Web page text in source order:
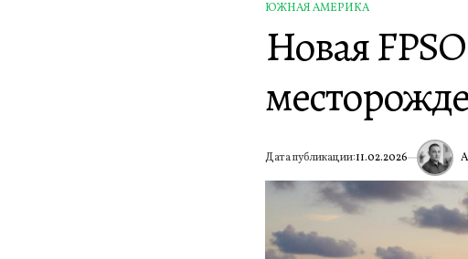
ОПУБЛИКОВАНО
В
ЮЖНАЯ АМЕРИКА
Новая
Дата публикации:11.02.2026 ИА